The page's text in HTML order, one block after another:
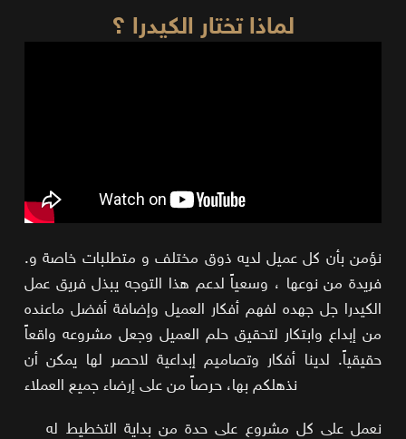
لماذا تختار الكيدرا ؟
.نؤمن بأن كل عميل لديه ذوق مختلف و متطلبات خاصة و
فريدة من نوعها ، وسعياً لدعم هذا التوجه يبذل فريق عمل
الكيدرا جل جهده لفهم أفكار العميل وإضافة أفضل ماعنده
من إبداع وابتكار لتحقيق حلم العميل وجعل مشروعه واقعاً
حقيقياً. لدينا أفكار وتصاميم إبداعية لاحصر لها يمكن أن
نذهلكم بها، حرصاً من على إرضاء جميع العملاء
نعمل على كل مشروع على حدة من بداية التخطيط له